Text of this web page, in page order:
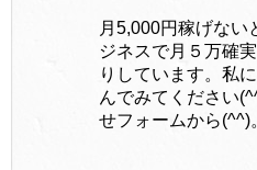
月5,000円稼げない
ジネスで月５万確
りしています。私
んでみてください
せフォームから(^^)